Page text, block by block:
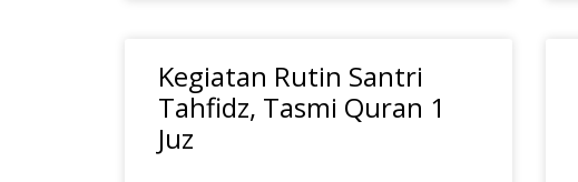
Kegiatan Rutin Santri
Tahfidz, Tasmi Quran 1
Juz